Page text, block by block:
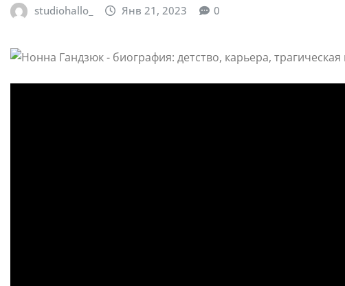
studiohallo_ Янв 21, 2023 0